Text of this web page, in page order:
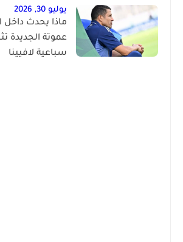
يوليو 30, 2026
ماذا يحدث داخل
عموتة الجديدة
سباعية لافيينا